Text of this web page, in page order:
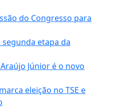
do Congresso para
etapa da
Júnior é o novo
eleição no TSE e